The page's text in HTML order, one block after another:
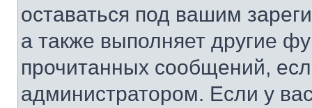
оставаться под вашим
а также выполняет другие
прочитанных сообщений,
администратором. Если у